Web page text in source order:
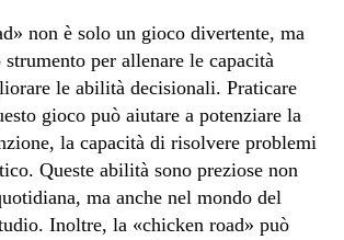
non è solo un gioco divertente, ma
per allenare le capacità
le abilità decisionali. Praticare
gioco può aiutare a potenziare la
la capacità di risolvere problemi
Queste abilità sono preziose non
ma anche nel mondo del
Inoltre, la «chicken road» può